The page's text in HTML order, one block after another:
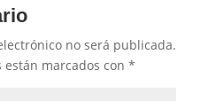
no será publicada.
están marcados con *